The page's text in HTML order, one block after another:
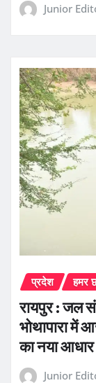
Junior
प्रदेश हमर
रायपुर : जल
भोथापारा में
का नया आधार
Junior